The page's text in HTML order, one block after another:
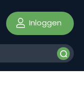
Inloggen